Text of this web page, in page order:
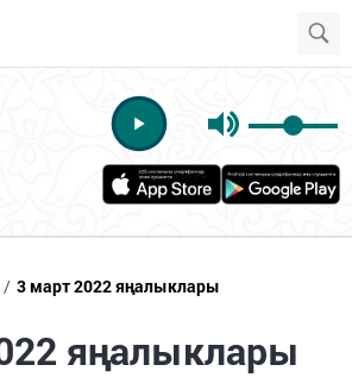
/ 3 март 2022 яңалыклары
яңалыклары